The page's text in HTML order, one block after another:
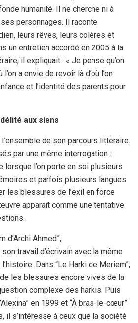
humanité. Il ne cherche ni à
personnages. Il raconte
leurs rêves, leurs colères et
un entretien accordé en 2005 à la
il expliquait : « Je pense qu’on
a envie de revoir là d’où l’on
et l’identité des parents pour
aux siens
de son parcours littéraire.
par une même interrogation :
lorsque l’on porte en soi plusieurs
et parfois plusieurs langues
les blessures de l’exil en force
apparaît comme une tentative
d’Archi Ahmed”,
travail d’écrivain avec la même
Dans “Le Harki de Meriem”,
les blessures encore vives de la
complexe des harkis. Puis
en 1999 et “À bras-le-cœur”
il s’intéresse à ceux que la société